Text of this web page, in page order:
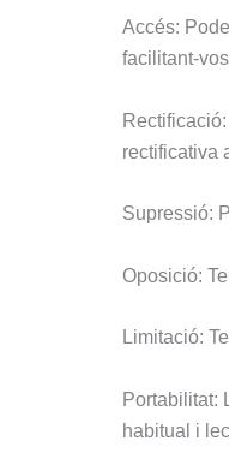
Accés:
facilitant-
rectificativa
Supressió:
Oposició:
Limitació:
Portabilitat:
habitual i